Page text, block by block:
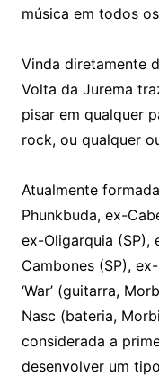
música em todos
Vinda diretamente
Volta da Jurema
pisar em qualquer
rock, ou qualquer
Atualmente
Phunkbuda, ex-
ex-Oligarquia (SP),
Cambones (SP),
‘War’ (guitarra,
Nasc (bateria,
considerada a
desenvolver um